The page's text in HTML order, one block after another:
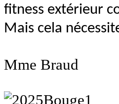
fitness extérieur
Mais cela
Mme Braud